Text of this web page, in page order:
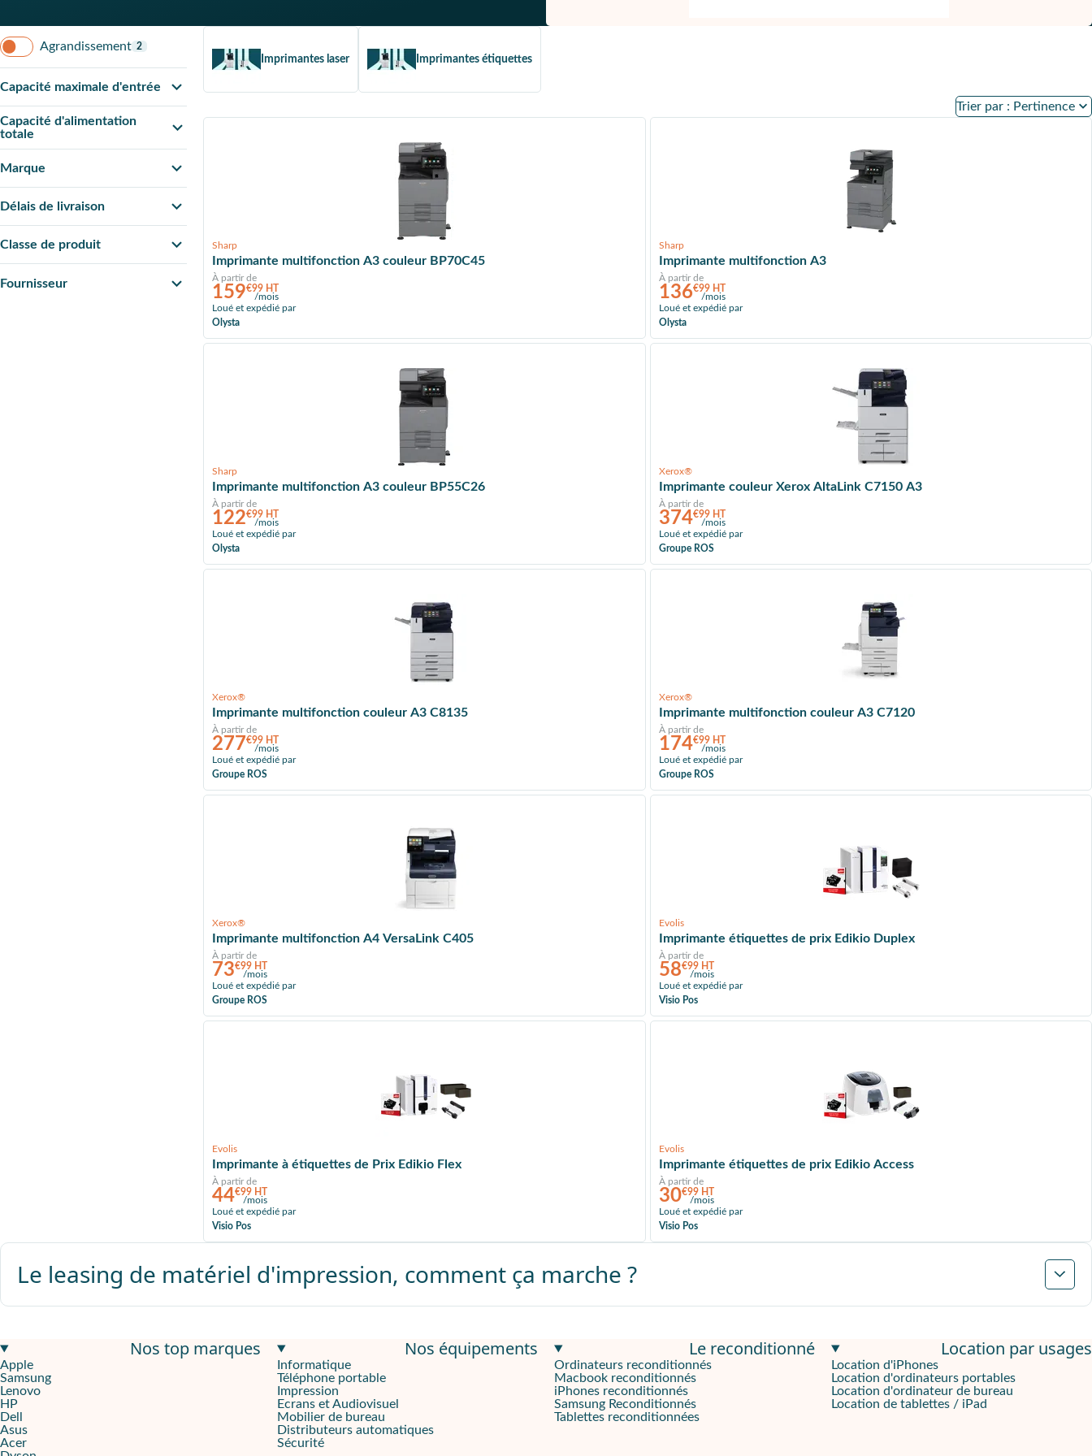
Agrandissement 2
Capacité maximale d'entrée
Capacité d'alimentation
totale
Marque
Délais de livraison
Classe de produit
Fournisseur
Imprimantes laser Imprimantes étiquettes
Trier par : Pertinence
Sharp
Imprimante multifonction A3 couleur BP70C45
À partir de
159€99 HT
/mois
Loué et expédié par
Olysta
Sharp
Imprimante multifonction A3
À partir de
136€99 HT
/mois
Loué et expédié par
Olysta
Sharp
Imprimante multifonction A3 couleur BP55C26
À partir de
122€99 HT
/mois
Loué et expédié par
Olysta
Xerox®
Imprimante couleur Xerox AltaLink C7150 A3
À partir de
374€99 HT
/mois
Loué et expédié par
Groupe ROS
Xerox®
Imprimante multifonction couleur A3 C8135
À partir de
277€99 HT
/mois
Loué et expédié par
Groupe ROS
Xerox®
Imprimante multifonction couleur A3 C7120
À partir de
174€99 HT
/mois
Loué et expédié par
Groupe ROS
Xerox®
Imprimante multifonction A4 VersaLink C405
À partir de
73€99 HT
/mois
Loué et expédié par
Groupe ROS
Evolis
Imprimante étiquettes de prix Edikio Duplex
À partir de
58€99 HT
/mois
Loué et expédié par
Visio Pos
Evolis
Imprimante à étiquettes de Prix Edikio Flex
À partir de
44€99 HT
/mois
Loué et expédié par
Visio Pos
Evolis
Imprimante étiquettes de prix Edikio Access
À partir de
30€99 HT
/mois
Loué et expédié par
Visio Pos
Le leasing de matériel d'impression, comment ça marche ?
Nos top marques
Apple
Samsung
Lenovo
HP
Dell
Asus
Acer
Nos équipements
Informatique
Téléphone portable
Impression
Ecrans et Audiovisuel
Mobilier de bureau
Distributeurs automatiques
Sécurité
Le reconditionné
Ordinateurs reconditionnés
Macbook reconditionnés
iPhones reconditionnés
Samsung Reconditionnés
Tablettes reconditionnées
Location par usages
Location d'iPhones
Location d'ordinateurs portables
Location d'ordinateur de bureau
Location de tablettes / iPad